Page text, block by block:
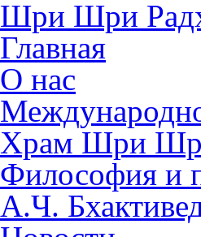
Шри Шри
Главная
О нас
​Храм Шри
Философия и
А.Ч.